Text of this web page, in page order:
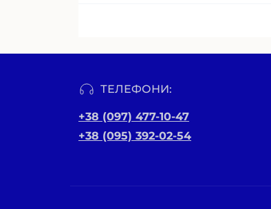
ТЕЛЕФОНИ:
+38 (097) 477-10-47
+38 (095) 392-02-54